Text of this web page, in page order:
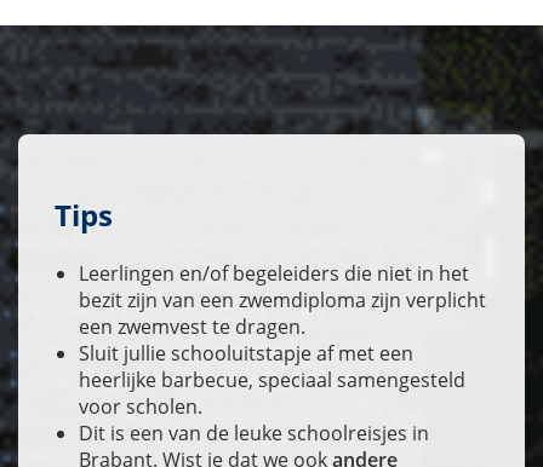
Tips
Leerlingen en/of begeleiders die niet in het
bezit zijn van een zwemdiploma zijn verplicht
een zwemvest te dragen.
Sluit jullie schooluitstapje af met een
heerlijke barbecue, speciaal samengesteld
voor scholen.
Dit is een van de leuke schoolreisjes in
Brabant. Wist je dat we ookandere